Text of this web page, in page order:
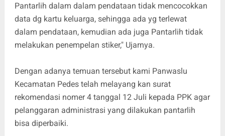
Pantarlih dalam dalam pendataan tidak mencocokkan
data dg kartu keluarga, sehingga ada yg terlewat
dalam pendataan, kemudian ada juga Pantarlih tidak
melakukan penempelan stiker," Ujarnya.
Dengan adanya temuan tersebut kami Panwaslu
Kecamatan Pedes telah melayang kan surat
rekomendasi nomer 4 tanggal 12 Juli kepada PPK agar
pelanggaran administrasi yang dilakukan pantarlih
bisa diperbaiki.